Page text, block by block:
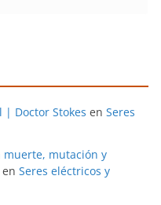
| Doctor Stokes en Seres
muerte, mutación y
en Seres eléctricos y